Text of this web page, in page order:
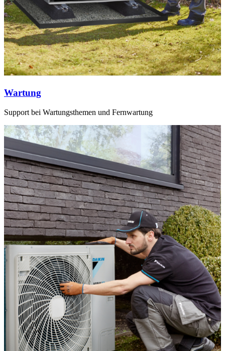
Wartung
Support bei Wartungsthemen und Fernwartung